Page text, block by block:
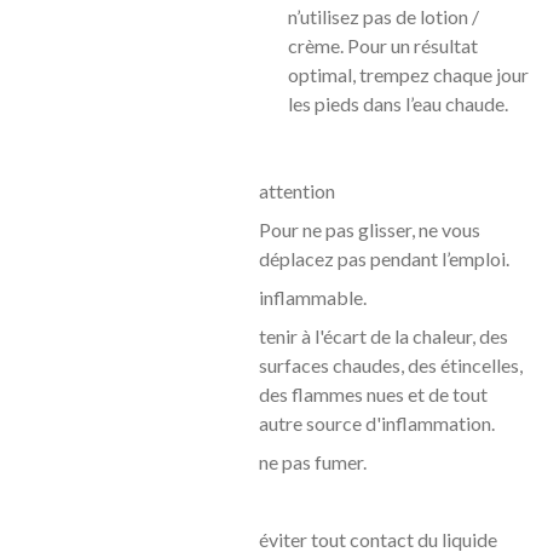
n’utilisez pas de lotion /
crème. Pour un résultat
optimal, trempez chaque jour
les pieds dans l’eau chaude.
attention
Pour ne pas glisser, ne vous
déplacez pas pendant l’emploi.
inflammable.
tenir à l'écart de la chaleur, des
surfaces chaudes, des étincelles,
des flammes nues et de tout
autre source d'inflammation.
ne pas fumer.
éviter tout contact du liquide